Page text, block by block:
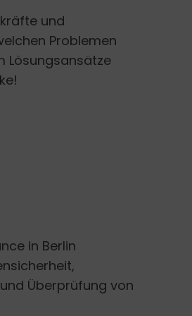
und
Problemen
Lösungsansätze
in Berlin
Überprüfung von